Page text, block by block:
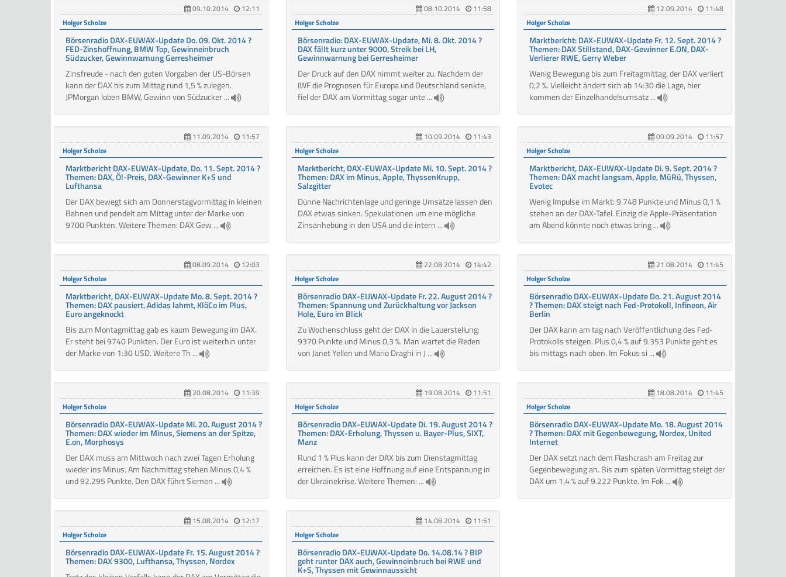
09.10.2014
12:11
Holger Scholze
Börsenradio DAX-EUWAX-Update Do. 09. Okt. 2014 ?
FED-Zinshoffnung, BMW Top, Gewinneinbruch
Südzucker, Gewinnwarnung Gerresheimer
Zinsfreude - nach den guten Vorgaben der US-Börsen
kann der DAX bis zum Mittag rund 1,5 % zulegen.
JPMorgan loben BMW, Gewinn von Südzucker ...
08.10.2014
11:58
Holger Scholze
Börsenradio: DAX-EUWAX-Update, Mi. 8. Okt. 2014 ?
DAX fällt kurz unter 9000, Streik bei LH,
Gewinnwarnung bei Gerresheimer
Der Druck auf den DAX nimmt weiter zu. Nachdem der
IWF die Prognosen für Europa und Deutschland senkte,
fiel der DAX am Vormittag sogar unte ...
12.09.2014
11:48
Holger Scholze
Marktbericht: DAX-EUWAX-Update Fr. 12. Sept. 2014 ?
Themen: DAX Stillstand, DAX-Gewinner E.ON, DAX-
Verlierer RWE, Gerry Weber
Wenig Bewegung bis zum Freitagmittag, der DAX verliert
0,2 %. Vielleicht ändert sich ab 14:30 die Lage, hier
kommen der Einzelhandelsumsatz ...
11.09.2014
11:57
Holger Scholze
Marktbericht DAX-EUWAX-Update, Do. 11. Sept. 2014 ?
Themen: DAX, Öl-Preis, DAX-Gewinner K+S und
Lufthansa
Der DAX bewegt sich am Donnerstagvormittag in kleinen
Bahnen und pendelt am Mittag unter der Marke von
9700 Punkten. Weitere Themen: DAX Gew ...
10.09.2014
11:43
Holger Scholze
Marktbericht, DAX-EUWAX-Update Mi. 10. Sept. 2014 ?
Themen: DAX im Minus, Apple, ThyssenKrupp,
Salzgitter
Dünne Nachrichtenlage und geringe Umsätze lassen den
DAX etwas sinken. Spekulationen um eine mögliche
Zinsanhebung in den USA und die intern ...
09.09.2014
11:57
Holger Scholze
Marktbericht, DAX-EUWAX-Update Di. 9. Sept. 2014 ?
Themen: DAX macht langsam, Apple, MüRü, Thyssen,
Evotec
Wenig Impulse im Markt: 9.748 Punkte und Minus 0,1 %
stehen an der DAX-Tafel. Einzig die Apple-Präsentation
am Abend könnte noch etwas bring ...
08.09.2014
12:03
Holger Scholze
Marktbericht, DAX-EUWAX-Update Mo. 8. Sept. 2014 ?
Themen: DAX pausiert, Adidas lahmt, KlöCo im Plus,
Euro angeknockt
Bis zum Montagmittag gab es kaum Bewegung im DAX.
Er steht bei 9740 Punkten. Der Euro ist weiterhin unter
der Marke von 1:30 USD. Weitere Th ...
22.08.2014
14:42
Holger Scholze
Börsenradio DAX-EUWAX-Update Fr. 22. August 2014 ?
Themen: Spannung und Zurückhaltung vor Jackson
Hole, Euro im Blick
Zu Wochenschluss geht der DAX in die Lauerstellung:
9370 Punkte und Minus 0,3 %. Man wartet die Reden
von Janet Yellen und Mario Draghi in J ...
21.08.2014
11:45
Holger Scholze
Börsenradio DAX-EUWAX-Update Do. 21. August 2014
? Themen: DAX steigt nach Fed-Protokoll, Infineon, Air
Berlin
Der DAX kann am tag nach Veröffentlichung des Fed-
Protokolls steigen. Plus 0,4 % auf 9.353 Punkte geht es
bis mittags nach oben. Im Fokus si ...
20.08.2014
11:39
Holger Scholze
Börsenradio DAX-EUWAX-Update Mi. 20. August 2014 ?
Themen: DAX wieder im Minus, Siemens an der Spitze,
E.on, Morphosys
Der DAX muss am Mittwoch nach zwei Tagen Erholung
wieder ins Minus. Am Nachmittag stehen Minus 0,4 %
und 92.295 Punkte. Den DAX führt Siemen ...
19.08.2014
11:51
Holger Scholze
Börsenradio DAX-EUWAX-Update Di. 19. August 2014 ?
Themen: DAX-Erholung, Thyssen u. Bayer-Plus, SIXT,
Manz
Rund 1 % Plus kann der DAX bis zum Dienstagmittag
erreichen. Es ist eine Hoffnung auf eine Entspannung in
der Ukrainekrise. Weitere Themen: ...
18.08.2014
11:45
Holger Scholze
Börsenradio DAX-EUWAX-Update Mo. 18. August 2014
? Themen: DAX mit Gegenbewegung, Nordex, United
Internet
Der DAX setzt nach dem Flashcrash am Freitag zur
Gegenbewegung an. Bis zum späten Vormittag steigt der
DAX um 1,4 % auf 9.222 Punkte. Im Fok ...
15.08.2014
12:17
Holger Scholze
Börsenradio DAX-EUWAX-Update Fr. 15. August 2014 ?
Themen: DAX 9300, Lufthansa, Thyssen, Nordex
14.08.2014
11:51
Holger Scholze
Börsenradio DAX-EUWAX-Update Do. 14.08.14 ? BIP
geht runter DAX auch, Gewinneinbruch bei RWE und
K+S, Thyssen mit Gewinnaussicht